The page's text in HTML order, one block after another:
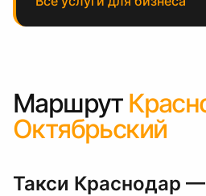
Маршрут
Октябрьский
Такси Краснодар